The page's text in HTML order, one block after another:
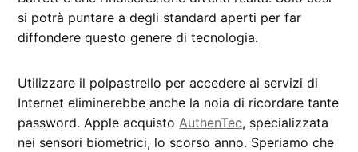
si potrà puntare a degli standard aperti per far
diffondere questo genere di tecnologia.
Utilizzare il polpastrello per accedere ai servizi di
Internet eliminerebbe anche la noia di ricordare tante
password. Apple acquistoAuthenTec, specializzata
nei sensori biometrici, lo scorso anno. Speriamo che